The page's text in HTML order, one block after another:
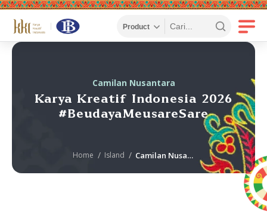
Camilan Nusantara
Karya Kreatif Indonesia 2026
#BeudayaMeusareSare
Home Island Camilan Nusantara